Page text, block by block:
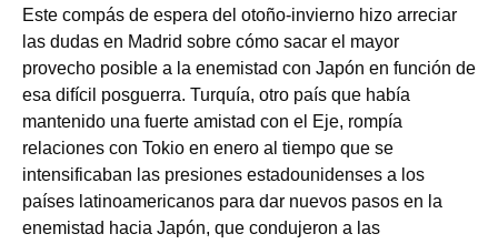
Este compás de espera del otoño-invierno hizo arreciar
las dudas en Madrid sobre cómo sacar el mayor
provecho posible a la enemistad con Japón en función de
esa difícil posguerra. Turquía, otro país que había
mantenido una fuerte amistad con el Eje, rompía
relaciones con Tokio en enero al tiempo que se
intensificaban las presiones estadounidenses a los
países latinoamericanos para dar nuevos pasos en la
enemistad hacia Japón, que condujeron a las